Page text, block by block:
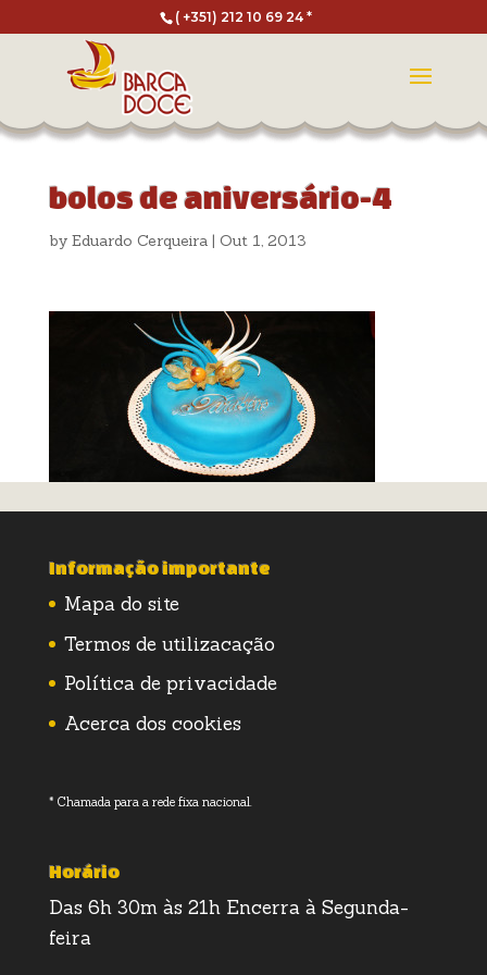
( +351) 212 10 69 24 *
bolos de aniversário-4
by Eduardo Cerqueira| Out 1, 2013
Informação importante
Mapa do site
Termos de utilizacação
Política de privacidade
Acerca dos cookies
* Chamada para a rede fixa nacional.
Horário
Das 6h 30m às 21h Encerra à Segunda-
feira